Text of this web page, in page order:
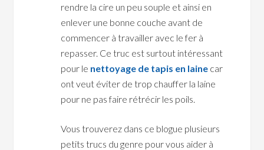
rendre la cire un peu souple et ainsi en
enlever une bonne couche avant de
commencer à travailler avec le fer à
repasser. Ce truc est surtout intéressant
pour le nettoyage de tapis en laine car
ont veut éviter de trop chauffer la laine
pour ne pas faire rétrécir les poils.
Vous trouverez dans ce blogue plusieurs
petits trucs du genre pour vous aider à